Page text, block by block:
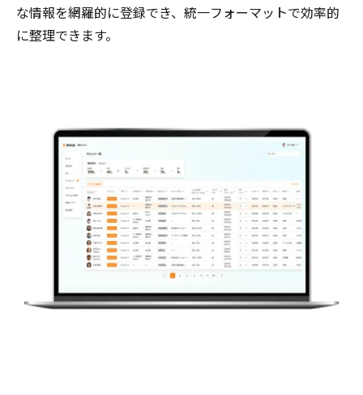
な情報を網羅的に登録でき、統一フォーマットで効率的
に整理できます。